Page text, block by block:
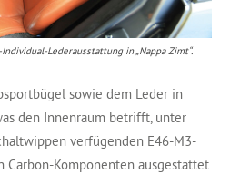
Lederausstattung in „Nappa Zimt“.
sowie dem Leder in
den Innenraum betrifft, unter
verfügenden E46-M3-
Carbon-Komponenten ausgestattet.